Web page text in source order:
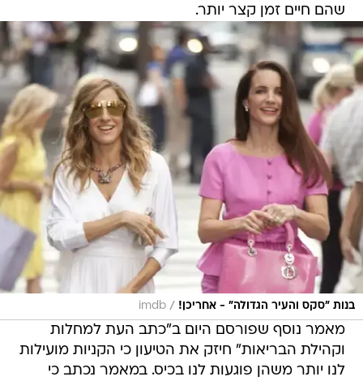
שהם חיים זמן קצר יותר.
בנות "סקס והעיר הגדולה" - אחריכן! /
imdb
מאמר נוסף שפורסם היום ב"כתב העת למחלות
וקהילת הבריאות" חיזק את הטיעון כי הקניות מועילות
לנו יותר משהן פוגעות לנו בכיס. במאמר נכתב כי